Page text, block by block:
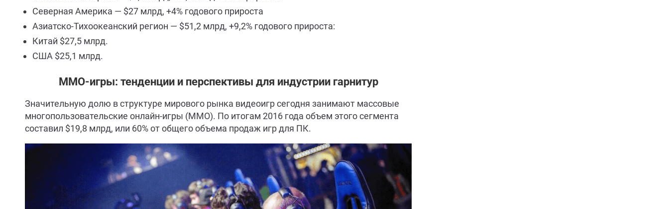
Северная Америка — $27 млрд, +4% годового прироста
Азиатско-Тихоокеанский регион — $51,2 млрд, +9,2% годового прироста:
Китай $27,5 млрд.
США $25,1 млрд.
ММО-игры: тенденции и перспективы для индустрии гарнитур
Значительную долю в структуре мирового рынка видеоигр сегодня занимают массовые
многопользовательские онлайн-игры (MMO). По итогам 2016 года объем этого сегмента
составил $19,8 млрд, или 60% от общего объема продаж игр для ПК.